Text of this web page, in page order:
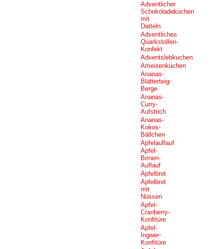
Adventlicher
Schokoladekuchen
mit
Datteln
Adventliches
Quarkstollen-
Konfekt
Adventslebkuchen
Ameisenkuchen
Ananas-
Blätterteig-
Berge
Ananas-
Curry-
Aufstrich
Ananas-
Kokos-
Bällchen
Apfelauflauf
Apfel-
Birnen-
Auflauf
Apfelbrot
Apfelbrot
mit
Nüssen
Apfel-
Cranberry-
Konfitüre
Apfel-
Ingwer-
Konfitüre